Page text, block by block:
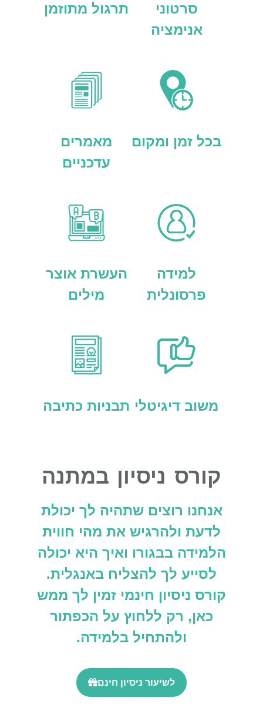
סרטוני
אנימציה
תרגול מתוזמן
בכל זמן ומקום
מאמרים
עדכניים
למידה
פרסונלית
העשרת אוצר
מילים
משוב דיגיטלי תבניות כתיבה
קורס ניסיון במתנה
אנחנו רוצים שתהיה לך יכולת
לדעת ולהרגיש את מהי חווית
הלמידה בבגורו ואיך היא יכולה
לסייע לך להצליח באנגלית.
קורס ניסיון חינמי זמין לך ממש
כאן, רק ללחוץ על הכפתור
ולהתחיל בלמידה.
לשיעור ניסיון חינם